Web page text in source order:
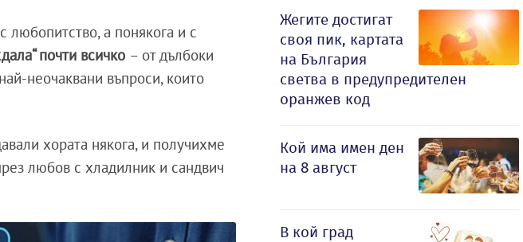
любопитство, а понякога и с
почти всичко – от дълбоки
неочаквани въпроси, които
хората някога, и получихме
любов с хладилник и сандвич
Жегите достигат
своя пик, картата
на България
светва в предупредителен
оранжев код
Кой има имен ден
на 8 август
В кой град